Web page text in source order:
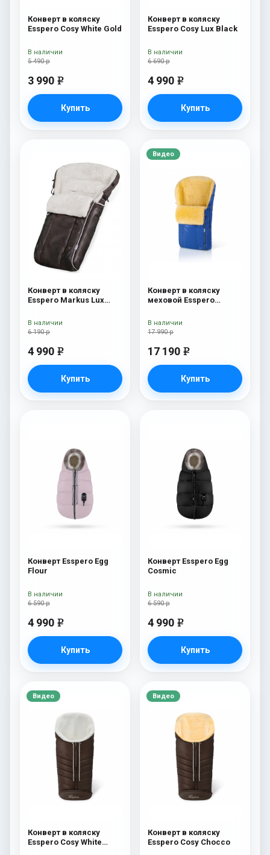
Конверт в коляску
Esspero Cosy White Gold
5 490 р
3 990 e
Купить
В наличии
Конверт в коляску
Esspero Cosy Lux Black
6 690 р
4 990 e
Купить
В наличии
Конверт в коляску
Esspero Markus Lux
овечья шерсть) Brown
6 190 р
4 990 e
Купить
В наличии
Видео
Конверт в коляску
меховой Esspero
(натуральная овчина)
Sky
17 990 р
17 190 e
Купить
В наличии
Конверт Esspero Egg
Flour
6 590 р
4 990 e
Купить
В наличии
Конверт Esspero Egg
Cosmic
6 590 р
4 990 e
Купить
В наличии
Видео
Конверт в коляску
Esspero Cosy White
Видео
Конверт в коляску
Esspero Cosy Chocco